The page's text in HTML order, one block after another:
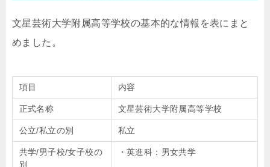
文星芸術大学附属高等学校の基本的な情報を表にまと
めました。
項目 内容
正式名称 文星芸術大学附属高等学校
公立/私立の別 私立
共学/男子校/女子校の
別
・英進科：男女共学